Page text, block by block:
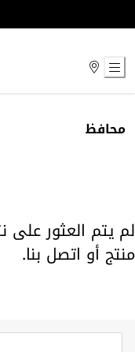
to
محافظ
لم يتم العثور على
منتج أو اتصل بنا.